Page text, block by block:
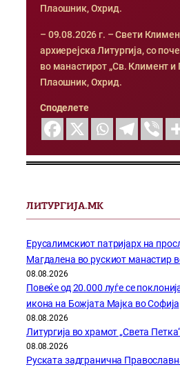
Плаошник, Охрид.
– 09.08.2026 г. – Свети
архиерејска Литургија, со
во манастирот „Св. Климент и
Плаошник, Охрид.
Споделете
ЛИТУРГИЈА.МК
Ерусалимскиот патријарх на
Магдалена во рускиот манастир
08.08.2026
Повеќе од 20.000 луѓе се
икона на Божјата Мајка во Софија
08.08.2026
Литургија во храмот „Света
08.08.2026
Руската задгранична